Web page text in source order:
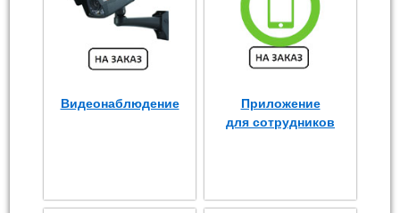
Видеонаблюдение
Приложение
для сотрудников